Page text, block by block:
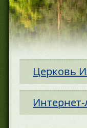
Церковь
Интернет-